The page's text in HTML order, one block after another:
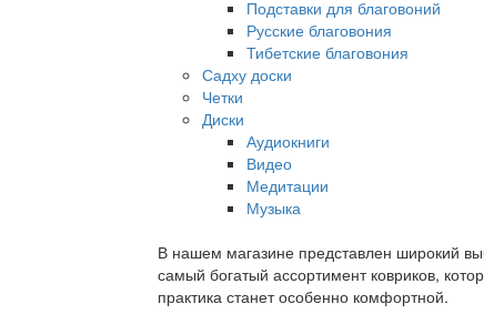
Подставки для благовоний
Русские благовония
Тибетские благовония
Садху доски
Четки
Диски
Аудиокниги
Видео
Медитации
Музыка
В нашем магазине представлен широкий
самый богатый ассортимент ковриков,
практика станет особенно комфортной.